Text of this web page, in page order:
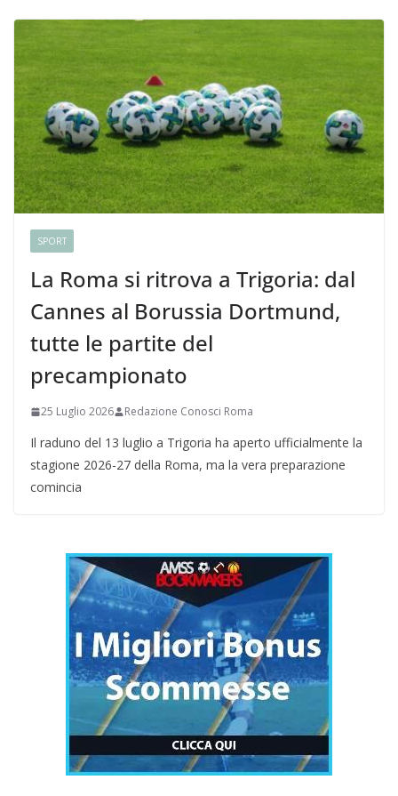
SPORT
La Roma si ritrova a Trigoria: dal
Cannes al Borussia Dortmund,
tutte le partite del
precampionato
25 Luglio 2026 Redazione Conosci Roma
Il raduno del 13 luglio a Trigoria ha aperto ufficialmente la
stagione 2026-27 della Roma, ma la vera preparazione
comincia